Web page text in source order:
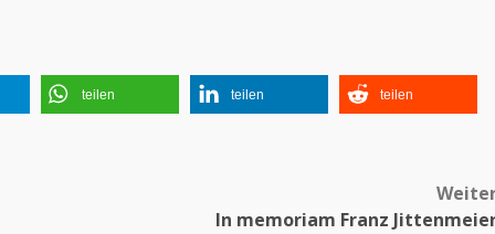
teilen teilen teilen
In memoriam Franz